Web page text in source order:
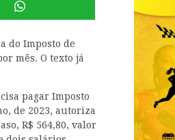
do Imposto de
mês. O texto já
pagar Imposto
de 2023, autoriza
R$ 564,80, valor